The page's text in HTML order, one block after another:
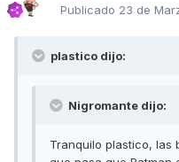
Publicado 23 de
plastico dijo:
Nigromante dijo:
Tranquilo plastico, las